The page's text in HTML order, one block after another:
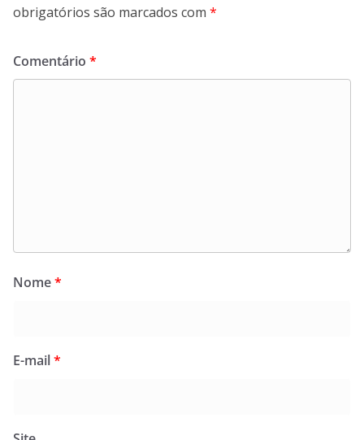
obrigatórios são marcados com *
Comentário *
Nome*
E-mail*